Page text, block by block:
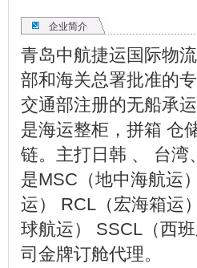
企业简介
青岛中航捷运国际物
部和海关总署批准的
交通部注册的无船承
是海运整柜，拼箱 仓
链。主打日韩 、 台湾
是MSC（地中海航运
运） RCL（宏海箱运
球航运） SSCL（西
司金牌订舱代理。